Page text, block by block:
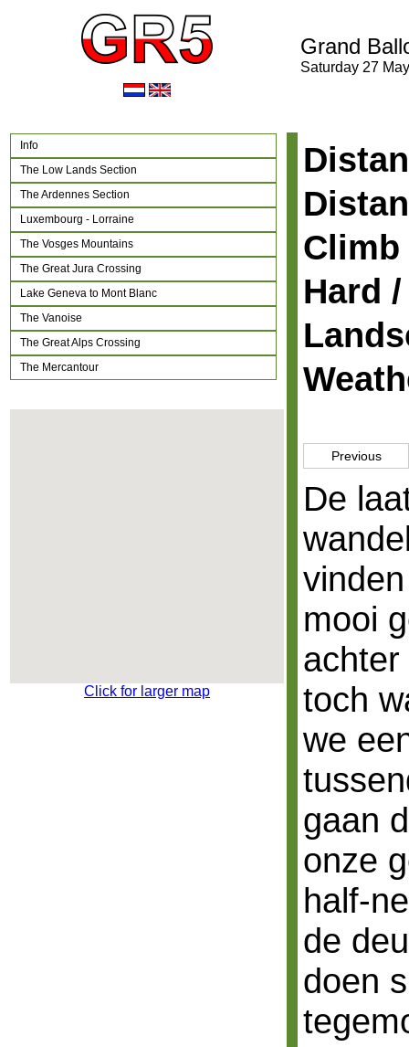
Grand
Saturday 27
Info
The Low Lands Section
The Ardennes Section
Luxembourg - Lorraine
The Vosges Mountains
The Great Jura Crossing
Lake Geneva to Mont Blanc
The Vanoise
The Great Alps Crossing
The Mercantour
Climb
Hard
Previous
De
mooi
toch
we
gaan
onze
half-
de
doen
Click for larger map